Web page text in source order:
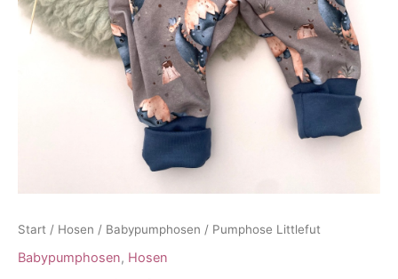
Start / Hosen / Babypumphosen / Pumphose Littlefut
Babypumphosen, Hosen